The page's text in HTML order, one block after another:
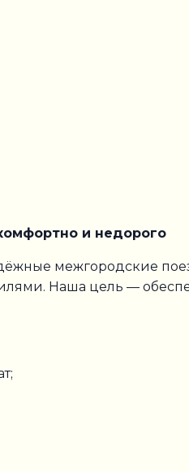
и недорого
межгородские
Наша цель —